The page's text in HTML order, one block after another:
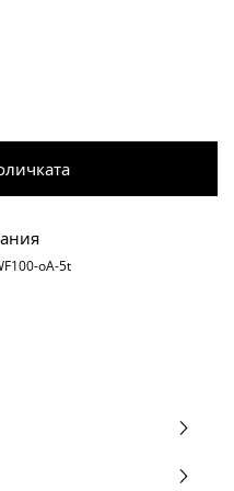
Въведете
oA-5t